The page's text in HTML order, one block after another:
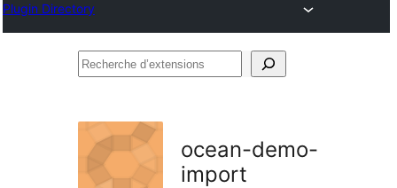
Plugin Directory
Recherche
ocean-demo-
import